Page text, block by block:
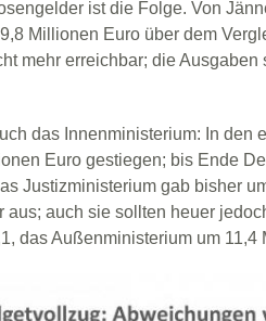
ist die Folge. Von
Millionen Euro über dem
mehr erreichbar; die
das Innenministerium: In den
Euro gestiegen; bis Ende
Justizministerium gab bisher
aus; auch sie sollten heuer
das Außenministerium um 11,4